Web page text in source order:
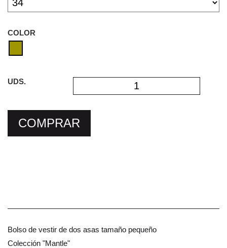
COLOR
UDS.
COMPRAR
Bolso de vestir de dos asas tamaño pequeño
Colección "Mantle"